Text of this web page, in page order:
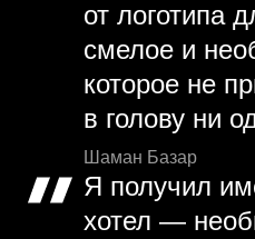
от логотипа
смелое и
которое не
в голову ни
Шаман Базар
Я получил
хотел —